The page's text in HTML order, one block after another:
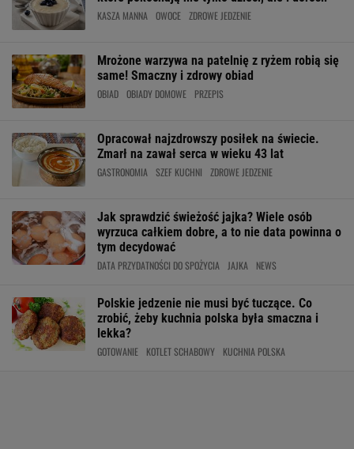
KASZA MANNA OWOCE ZDROWE JEDZENIE
Mrożone warzywa na patelnię z ryżem robią się
same! Smaczny i zdrowy obiad
OBIAD OBIADY DOMOWE PRZEPIS
Opracował najzdrowszy posiłek na świecie.
Zmarł na zawał serca w wieku 43 lat
GASTRONOMIA SZEF KUCHNI ZDROWE JEDZENIE
Jak sprawdzić świeżość jajka? Wiele osób
wyrzuca całkiem dobre, a to nie data powinna o
tym decydować
DATA PRZYDATNOŚCI DO SPOŻYCIA JAJKA NEWS
Polskie jedzenie nie musi być tuczące. Co
zrobić, żeby kuchnia polska była smaczna i
lekka?
GOTOWANIE KOTLET SCHABOWY KUCHNIA POLSKA